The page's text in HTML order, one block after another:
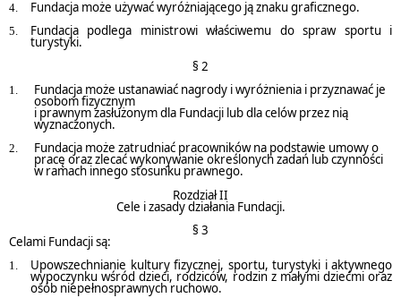
Fundacja może używać wyróżniającego ją znaku graficznego.
Fundacja podlega ministrowi właściwemu do spraw sportu i
turystyki.
§ 2
Fundacja może ustanawiać nagrody i wyróżnienia i przyznawać je
osobom fizycznym
i prawnym zasłużonym dla Fundacji lub dla celów przez nią
wyznaczonych.
Fundacja może zatrudniać pracowników na podstawie umowy o
pracę oraz zlecać wykonywanie określonych zadań lub czynności
w ramach innego stosunku prawnego.
Rozdział II
Cele i zasady działania Fundacji.
§ 3
Celami Fundacji są:
Upowszechnianie kultury fizycznej, sportu, turystyki i aktywnego
wypoczynku wśród dzieci, rodziców, rodzin z małymi dziećmi oraz
osób niepełnosprawnych ruchowo.